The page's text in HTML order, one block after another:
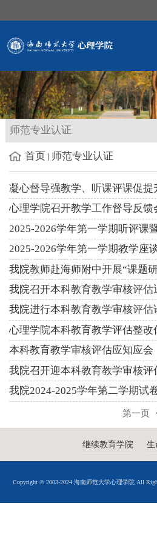
师范专业认证
首页 师范专业认证
凝心督导强教学、听课评课促提
心理学院召开教学工作督导反馈
2025-2026学年第一学期听评课
2025-2026学年第一学期教学座
我院教师赴海师附中开展“课题
我院召开本科教育教学审核评估
我院进行本科教育教学审核评估
心理学院本科教育教学评估整改
本科教育教学审核评估应知应会
我院召开迎本科教育教学审核评
第一页
继续教育学院 生
Copyright © 2003-2024 海南师范大学心理学院 All